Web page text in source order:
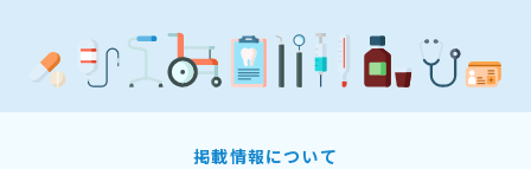
掲載情報について